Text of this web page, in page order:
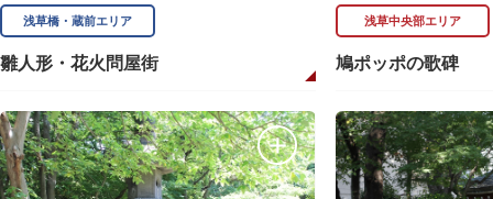
浅草橋・蔵前エリア
雛人形・花火問屋街
浅草中央部エリア
鳩ポッポの歌碑